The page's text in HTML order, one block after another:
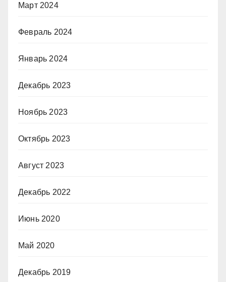
Март 2024
Февраль 2024
Январь 2024
Декабрь 2023
Ноябрь 2023
Октябрь 2023
Август 2023
Декабрь 2022
Июнь 2020
Май 2020
Декабрь 2019